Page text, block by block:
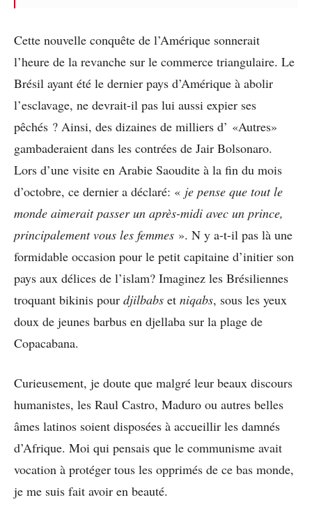
Cette nouvelle conquête de l’Amérique sonnerait
l’heure de la revanche sur le commerce triangulaire. Le
Brésil ayant été le dernier pays d’Amérique à abolir
l’esclavage, ne devrait-il pas lui aussi expier ses
pêchés ? Ainsi, des dizaines de milliers d’ «Autres»
gambaderaient dans les contrées de Jair Bolsonaro.
Lors d’une visite en Arabie Saoudite à la fin du mois
d’octobre, ce dernier a déclaré: « je pense que tout le
monde aimerait passer un après-midi avec un prince,
principalement vous les femmes ». N y a-t-il pas là une
formidable occasion pour le petit capitaine d’initier son
pays aux délices de l’islam? Imaginez les Brésiliennes
troquant bikinis pour djilbabs et niqabs, sous les yeux
doux de jeunes barbus en djellaba sur la plage de
Copacabana.
Curieusement, je doute que malgré leur beaux discours
humanistes, les Raul Castro, Maduro ou autres belles
âmes latinos soient disposées à accueillir les damnés
d’Afrique. Moi qui pensais que le communisme avait
vocation à protéger tous les opprimés de ce bas monde,
je me suis fait avoir en beauté.